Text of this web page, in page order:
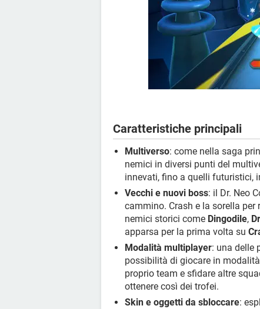
Caratteristiche principali
Multiverso: come nella saga
nemici in diversi punti del
innevati, fino a quelli futuristici,
Vecchi e nuovi boss: il Dr. Neo
cammino. Crash e la sorella per
nemici storici come Dingodile,
apparsa per la prima volta su
Modalità multiplayer: una delle
possibilità di giocare in
proprio team e sfidare altre
ottenere così dei trofei.
Skin e oggetti da sbloccare: